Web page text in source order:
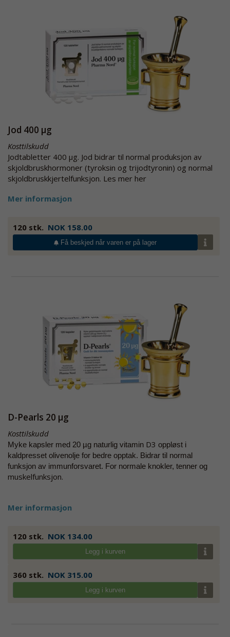
Jod 400 μg
Kosttilskudd
Jodtabletter 400 µg. Jod bidrar til normal produksjon av
skjoldbruskhormoner (tyroksin og trijodtyronin) og normal
skjoldbruskkjertelfunksjon. Les mer her
Mer informasjon
120 stk. NOK 158.00
Få beskjed når varen er på lager
D-Pearls 20 µg
Kosttilskudd
Myke kapsler med 20 µg naturlig vitamin D3 oppløst i
kaldpresset olivenolje for bedre opptak. Bidrar til normal
funksjon av immunforsvaret. For normale knokler, tenner og
muskelfunksjon.
Mer informasjon
120 stk. NOK 134.00
Legg i kurven
360 stk. NOK 315.00
Legg i kurven